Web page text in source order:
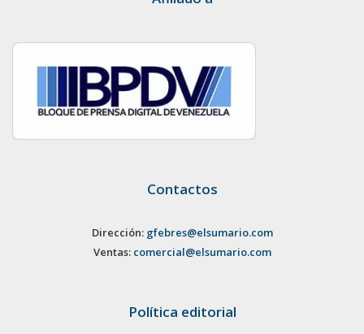
Contactos
Dirección: gfebres@elsumario.com
Ventas: comercial@elsumario.com
Política editorial